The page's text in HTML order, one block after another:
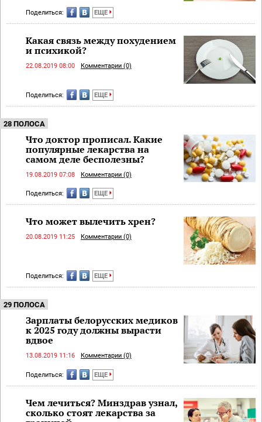
Поделиться: ЕЩЕ
Какая связь между похудением
и психикой?
22.08.2019 08:00 Комментарии (0)
Поделиться: ЕЩЕ
28 ПОЛОСА
Что доктор прописал. Какие
популярные лекарства на
самом деле бесполезны?
19.08.2019 07:08 Комментарии (0)
Поделиться: ЕЩЕ
Что может вылечить хрен?
20.08.2019 11:25 Комментарии (0)
Поделиться: ЕЩЕ
29 ПОЛОСА
Зарплаты белорусских медиков
к 2025 году должны вырасти
вдвое
13.08.2019 11:16 Комментарии (0)
Поделиться: ЕЩЕ
Чем лечиться? Минздрав узнал,
сколько стоят лекарства за